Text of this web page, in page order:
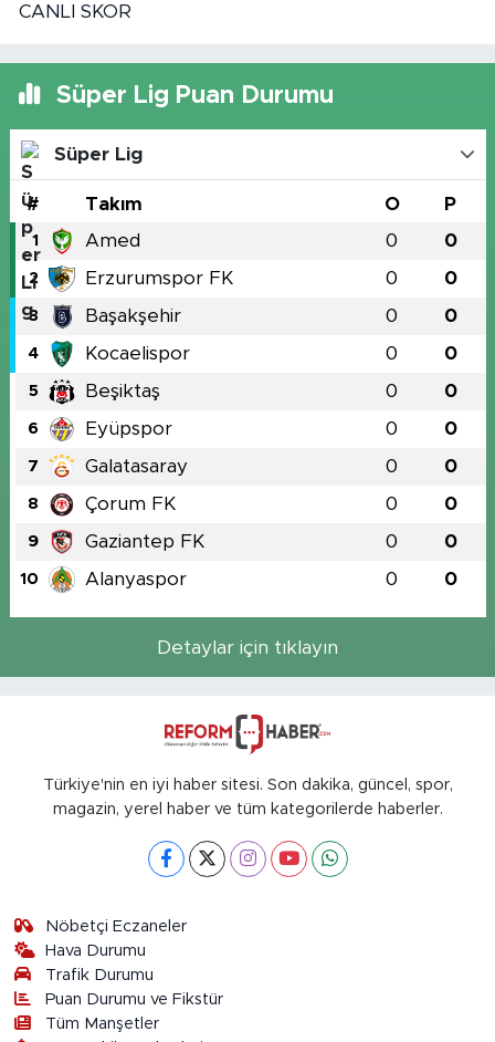
CANLI SKOR
Süper Lig Puan Durumu
Süper Lig
# Takım O P
1 Amed 0 0
2 Erzurumspor FK 0 0
3 Başakşehir 0 0
4 Kocaelispor 0 0
5 Beşiktaş 0 0
6 Eyüpspor 0 0
7 Galatasaray 0 0
8 Çorum FK 0 0
9 Gaziantep FK 0 0
10 Alanyaspor 0 0
Detaylar için tıklayın
Türkiye'nin en iyi haber sitesi. Son dakika, güncel, spor,
magazin, yerel haber ve tüm kategorilerde haberler.
Nöbetçi Eczaneler
Hava Durumu
Trafik Durumu
Puan Durumu ve Fikstür
Tüm Manşetler